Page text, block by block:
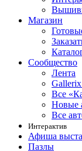
Магазин
Сообщество
Лента
Все
Новые
Все
Интерактив
Афиша
Пазлы